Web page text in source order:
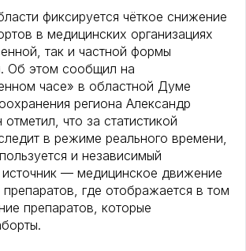
фиксируется чёткое снижение
в медицинских организациях
так и частной формы
Об этом сообщил на
часе» в областной Думе
региона Александр
что за статистикой
в режиме реального времени,
и независимый
источник — медицинское движение
препаратов, где отображается в том
препаратов, которые